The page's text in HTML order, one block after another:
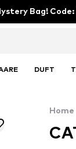
Bag! Code:
DUFT
Home